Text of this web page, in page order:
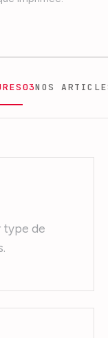
03NOS
type de